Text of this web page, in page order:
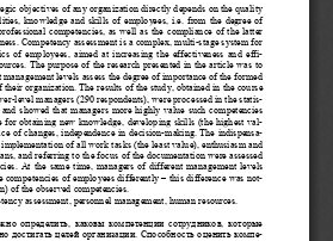
objectives of any organization directly depends on the quality
knowledge and skills of employees, i.e. from the degree of
competencies, as well as the compliance of the latter
Competency assessment is a complex, multi-stage system for
of employees, aimed at increasing the effectiveness and effi-
The purpose of the research presented in the article was to
levels assess the degree of importance of the formed
their organization. The results of the study, obtained in the course
-level managers (290 respondents), were processed in the statis-
showed that managers more highly value such competencies
for obtaining new knowledge, developing skills (the highest val-
of changes, independence in decision-making. The indispensa-
of all work tasks (the least value), enthusiasm and
and referring to the focus of the documentation were assessed
At the same time, managers of different management levels
competencies of employees differently – this difference was not-
of the observed competencies.
assessment, personnel management, human resources
определить, каковы  компетенции  сотрудников,  которые
достигать целей организации. Способность оценить комп  е-